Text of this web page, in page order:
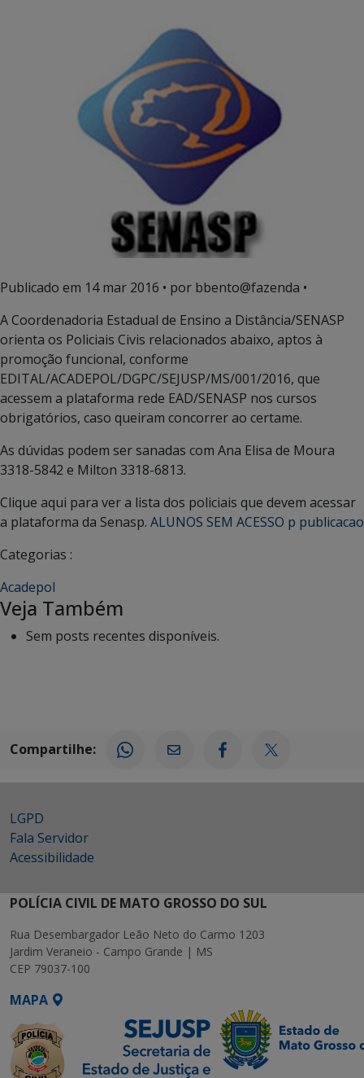
Publicado em 14 mar 2016 • por bbento@fazenda •
A Coordenadoria Estadual de Ensino a Distância/SENASP
orienta os Policiais Civis relacionados abaixo, aptos à
promoção funcional, conforme
EDITAL/ACADEPOL/DGPC/SEJUSP/MS/001/2016, que
acessem a plataforma rede EAD/SENASP nos cursos
obrigatórios, caso queiram concorrer ao certame.
As dúvidas podem ser sanadas com Ana Elisa de Moura
3318-5842 e Milton 3318-6813.
Clique aqui para ver a lista dos policiais que devem acessar
a plataforma da Senasp. ALUNOS SEM ACESSO p publicacao
Categorias :
Acadepol
Veja Também
Sem posts recentes disponíveis.
Compartilhe:
LGPD
Fala Servidor
Acessibilidade
POLÍCIA CIVIL DE MATO GROSSO DO SUL
Rua Desembargador Leão Neto do Carmo 1203
Jardim Veraneio - Campo Grande | MS
CEP 79037-100
MAPA